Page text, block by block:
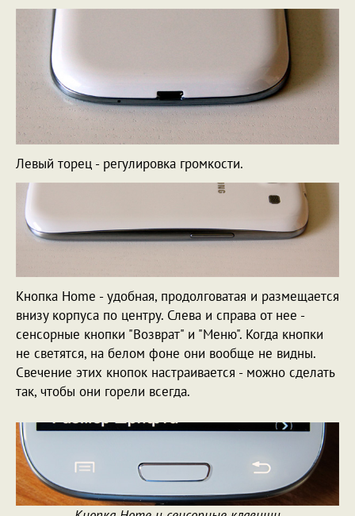
Левый торец - регулировка громкости.
Кнопка Home - удобная, продолговатая и размещается
внизу корпуса по центру. Слева и справа от нее -
сенсорные кнопки "Возврат" и "Меню". Когда кнопки
не светятся, на белом фоне они вообще не видны.
Свечение этих кнопок настраивается - можно сделать
так, чтобы они горели всегда.